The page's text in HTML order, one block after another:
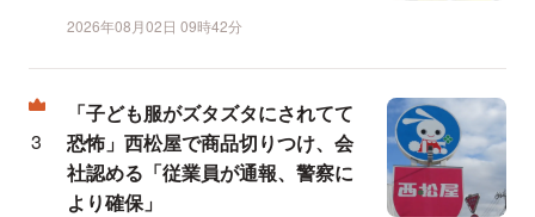
2026年08月02日 09時42分
「子ども服がズタズタにされてて
恐怖」西松屋で商品切りつけ、会
社認める「従業員が通報、警察に
より確保」